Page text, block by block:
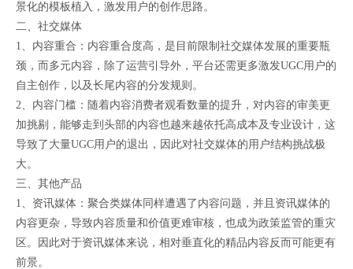
景化的模板植入，激发用户的创作思路。
二、社交媒体
1、内容重合：内容重合度高，是目前限制社交媒体发展的重要瓶
颈，而多元内容，除了运营引导外，平台还需更多激发UGC用户的
自主创作，以及长尾内容的分发规则。
2、内容门槛：随着内容消费者观看数量的提升，对内容的审美更
加挑剔，能够走到头部的内容也越来越依托高成本及专业设计，这
导致了大量UGC用户的退出，因此对社交媒体的用户结构挑战极
大。
三、其他产品
1、资讯媒体：聚合类媒体同样遭遇了内容问题，并且资讯媒体的
内容更杂，导致内容质量和价值更难审核，也成为政策监管的重灾
区。因此对于资讯媒体来说，相对垂直化的精品内容反而可能更有
前景。